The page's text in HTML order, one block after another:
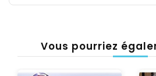
Vous pourriez